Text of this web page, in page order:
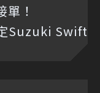
！
Suzuki Swift